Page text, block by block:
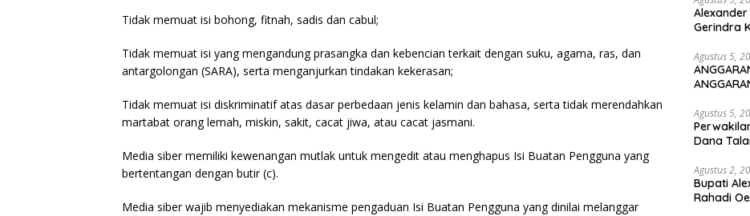
Tidak memuat isi bohong, fitnah, sadis dan cabul;
Tidak memuat isi yang mengandung prasangka dan kebencian terkait dengan suku, agama, ras, dan
antargolongan (SARA), serta menganjurkan tindakan kekerasan;
Tidak memuat isi diskriminatif atas dasar perbedaan jenis kelamin dan bahasa, serta tidak merendahkan
martabat orang lemah, miskin, sakit, cacat jiwa, atau cacat jasmani.
Media siber memiliki kewenangan mutlak untuk mengedit atau menghapus Isi Buatan Pengguna yang
bertentangan dengan butir (c).
Media siber wajib menyediakan mekanisme pengaduan Isi Buatan Pengguna yang dinilai melanggar
Alexander
Gerindra
Agustus 5,
Agustus 5,
Dana
Agustus 2,
Bupati
Rahadi